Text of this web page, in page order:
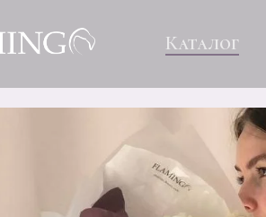
Каталог